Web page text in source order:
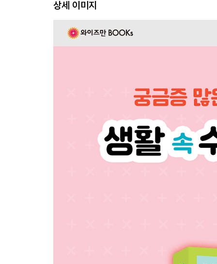
- 패턴을 찾으려면 빅
- 모든 가능성을 봐야 해!
상세 이미지